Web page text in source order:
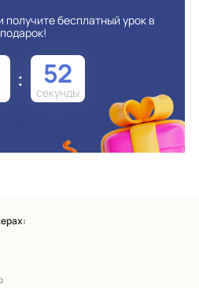
получите бесплатный урок в
подарок!
: 51